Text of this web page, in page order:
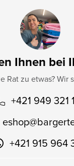
Ihnen bei
Rat zu etwas? Wir
+421 949 321
eshop@
+421 915 964